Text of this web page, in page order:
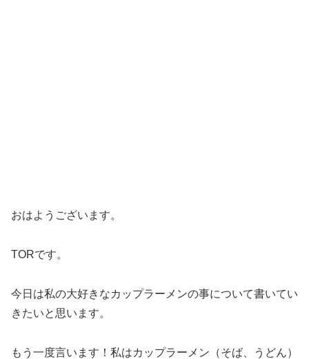
おはようございます。
TORです。
今日は私の大好きなカップラーメンの事について書いてい
きたいと思います。
もう一度言います！私はカップラーメン（そば、うどん）